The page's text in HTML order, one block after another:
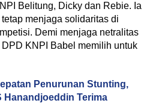
Belitung, Dicky dan Rebie. Ia
menjaga solidaritas di
Demi menjaga netralitas
KNPI Babel memilih untuk
Penurunan Stunting,
Hanandjoeddin Terima